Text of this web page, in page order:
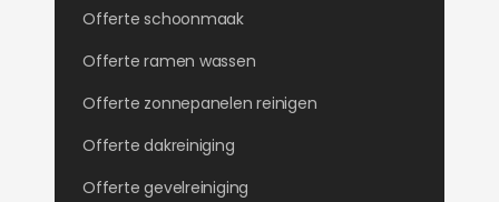
Offerte schoonmaak
Offerte ramen wassen
Offerte zonnepanelen reinigen
Offerte dakreiniging
Offerte gevelreiniging